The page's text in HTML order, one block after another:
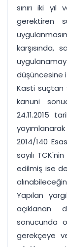
sınırı iki
gerektiren
karşısında,
düşüncesine
Kasti suçtan
kanuni
24.11.2015
2014/140
sayılı
edilmiş ise
Yapılan
açıklanan
sonucunda
gerekçeye